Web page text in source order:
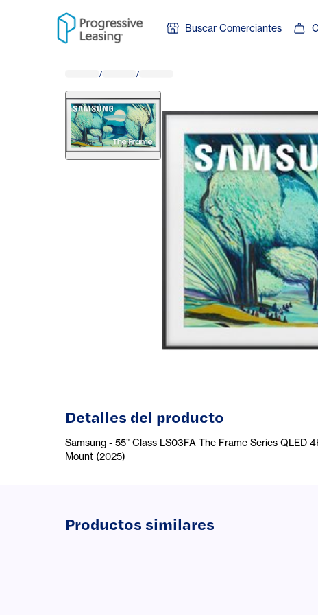
Skip to content
Buscar Comerciantes
/ /
Detalles del producto
Samsung - 55” Class LS03FA The Frame Series QLED
Mount (2025)
Productos similares